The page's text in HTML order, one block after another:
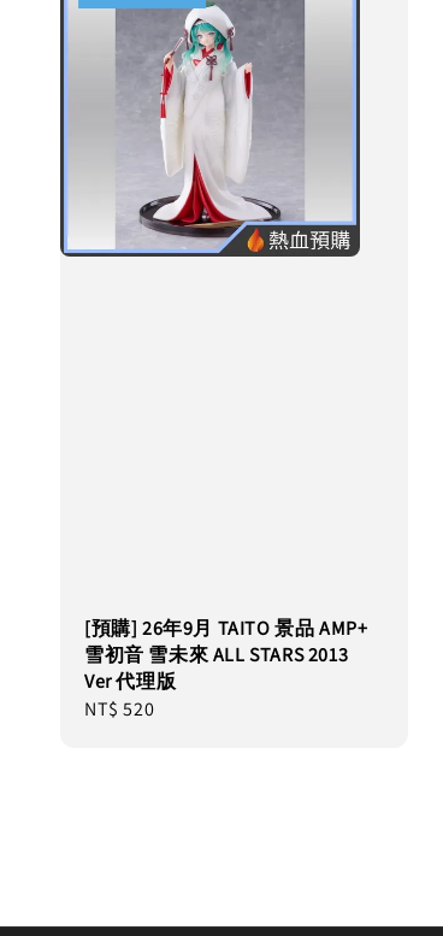
[預購] 26年9月 TAITO 景品 AMP+
雪初音 雪未來 ALL STARS 2013
Ver 代理版
Regular
NT$ 520